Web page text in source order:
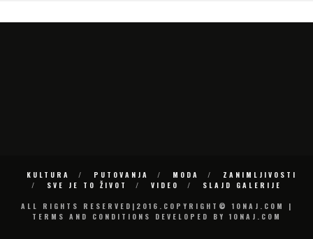
KULTURA PUTOVANJA MODA
ZANIMLJIVOSTI
SVE JE TO ŽIVOT
VIDEO
SLAJD GALERIJE
ALL RIGHTS RESERVED|2016.COPYRIGHT© 10NAJ.COM |
TERMS AND CONDITIONS DEVELOPED BY 10NAJ.COM